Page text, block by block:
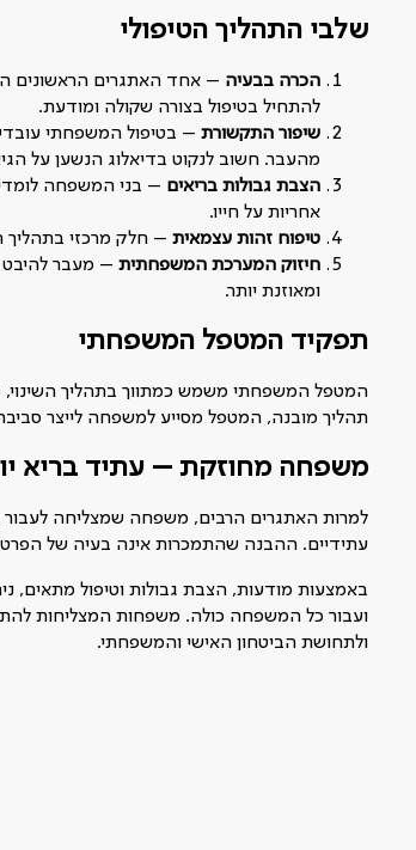
שלבי התהליך הטיפולי
הכרה בבעיה – אחד האתגרים הראשונים
להתחיל בטיפול בצורה שקולה ומודעת.
שיפור התקשורת – בטיפול המשפחתי
מהעבר. חשוב לנקוט בדיאלוג הנשען על
הצבת גבולות בריאים – בני המשפחה
אחריות על חייו.
טיפוח זהות עצמאית – חלק מרכזי בתהליך
חיזוק המערכת המשפחתית – מעבר להיבט
ומאוזנת יותר.
תפקיד המטפל המשפחתי
המטפל המשפחתי משמש כמתווך בתהליך השינוי,
תהליך מובנה, המטפל מסייע למשפחה לייצר
משפחה מחוזקת – עתיד בריא
למרות האתגרים הרבים, משפחה שמצליחה לעבור
עתידיים. ההבנה שהתמכרות אינה בעיה של
באמצעות מודעות, הצבת גבולות וטיפול
ועבור כל המשפחה כולה. משפחות המצליחות
ולתחושת הביטחון האישי והמשפחתי.